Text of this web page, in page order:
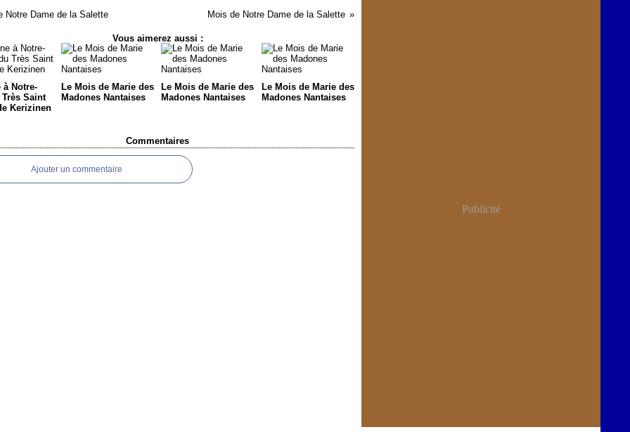
Notre Dame de la Salette Mois de Notre Dame de la Salette
Vous aimerez aussi :
à Notre-
Très Saint
Kerizinen
Le Mois de Marie des
Madones Nantaises
Le Mois de Marie des
Madones Nantaises
Le Mois de Marie des
Madones Nantaises
Commentaires
Ajouter un commentaire
Publicité